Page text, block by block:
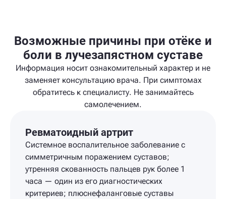
Возможные причины при отёке и
боли в лучезапястном суставе
Информация носит ознакомительный характер и не
заменяет консультацию врача. При симптомах
обратитесь к специалисту. Не занимайтесь
самолечением.
Ревматоидный артрит
Системное воспалительное заболевание с
симметричным поражением суставов;
утренняя скованность пальцев рук более 1
часа — один из его диагностических
критериев; плюснефаланговые суставы